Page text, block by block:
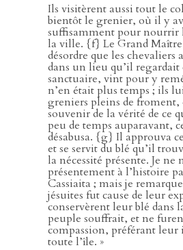
Ils visitèrent aussi tout le
bientôt le grenier, où il y
suffisamment pour nourrir
la ville. {f} Le Grand
désordre que les chevaliers
dans un lieu qu’il
sanctuaire, vint pour y
n’en était plus temps ; ils
greniers pleins de froment,
souvenir de la vérité de ce
peu de temps auparavant,
désabusa. {g} Il approuva
et se servit du blé qu’il
la nécessité présente. Je ne
présentement à l’histoire
Cassiaita ; mais je
jésuites fut cause de leur
conservèrent leur blé dans
peuple souffrait, et ne
compassion, préférant leur
toute l’île. »